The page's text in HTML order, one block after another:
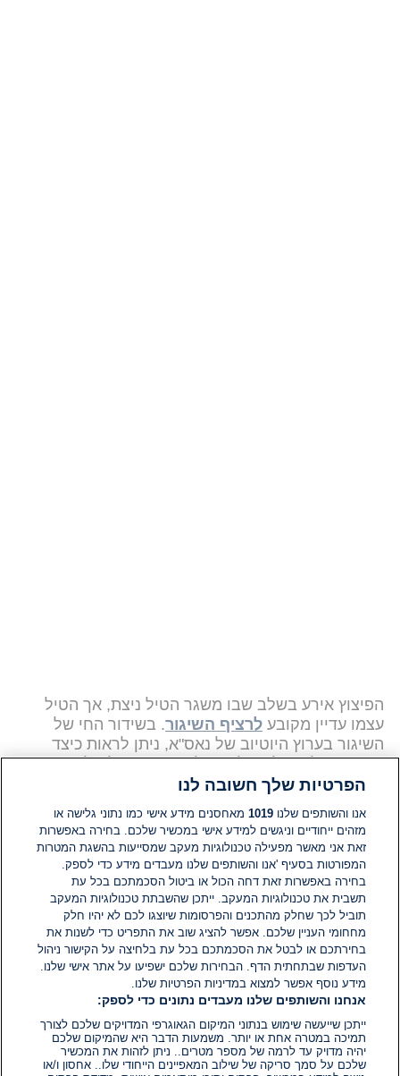
הפיצוץ אירע בשלב שבו משגר הטיל ניצת, אך הטיל
עצמו עדיין מקובע לרציף השיגור. בשידור החי של
השיגור בערוץ היוטיוב של נאס"א, ניתן לראות כיצד
המשגר של הטיל מתלקח, ולאחר מכן שולח להבות
אדירות לכל עבר.
בזוס כתב רשת X על הפיצוץ והניסוי שכשל כי "מוקדם
מדי לדעת את שורש האירוע, אך אנו כבר עובדים כדי
למצוא אותו. זהו יום קשה מאוד, אך נבנה מחדש כל מה
שצריך לבנות מחדש ונחזור לטוס". גם אילון מאסק גם
הגיב לפיצוץ ברשת X וכתב: "מצער מאוד. טילים הם
קשים".
האירוע התרחש יום לאחר שמנהל נאס"א, ג'ארד
אייזקמן, שיבח את חברת בלו אוריג'ין על תפקידה
המכריעבתוכנית ארטמיסשל סוכנות החלל
האמריקנית, שמטרתה להחזיר אסטרונאוטים אמריקנים
לירח בשנת 2028. במהלך נאום שנשא ביום רביעי,
הפרטיות שלך חשובה לנו
אנו והשותפים שלנו1019 מאחסנים מידע אישי כמו נתוני גלישה או
מזהים ייחודיים וניגשים למידע אישי במכשיר שלכם. בחירה באפשרות
זאת אני מאשר מפעילה טכנולוגיות מעקב שמסייעות בהשגת המטרות
המפורטות בסעיף 'אנו והשותפים שלנו מעבדים מידע כדי לספק.
בחירה באפשרות זאת דחה הכול או ביטול הסכמתכם בכל עת
תשבית את טכנולוגיות המעקב. ייתכן שהשבתת טכנולוגיות המעקב
תוביל לכך שחלק מהתכנים והפרסומות שיוצגו לכם לא יהיו חלק
מחחומי העניין שלכם. אפשר להציג שוב את התפריט כדי לשנות את
בחירתכם או לבטל את הסכמתכם בכל עת בלחיצה על הקישור ניהול
העדפות שבתחתית הדף. הבחירות שלכם ישפיעו על אתר אישי שלנו.
מידע נוסף אפשר למצוא במדיניות הפרטיות שלנו.
אנחנו והשותפים שלנו מעבדים נתונים כדי לספק:
ייתכן שייעשה שימוש בנתוני המיקום הגאוגרפי המדויקים שלכם לצורך
תמיכה במטרה אחת או יותר. משמעות הדבר היא שהמיקום שלכם
יהיה מדויק עד לרמה של מספר מטרים.. ניתן לזהות את המכשיר
שלכם על סמך סריקה של שילוב המאפיינים הייחודי שלו.. אחסון ו/או